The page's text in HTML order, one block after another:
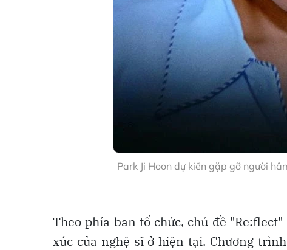
Park Ji Hoon dự kiến gặp gỡ người
Theo phía ban tổ chức, chủ đề
xúc của nghệ sĩ ở hiện tại. Chương